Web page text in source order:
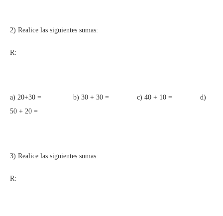
2) Realice las siguientes sumas:
R:
a) 20+30 = b) 30 + 30 = c) 40 + 10 = d)
50 + 20 =
3) Realice las siguientes sumas:
R: